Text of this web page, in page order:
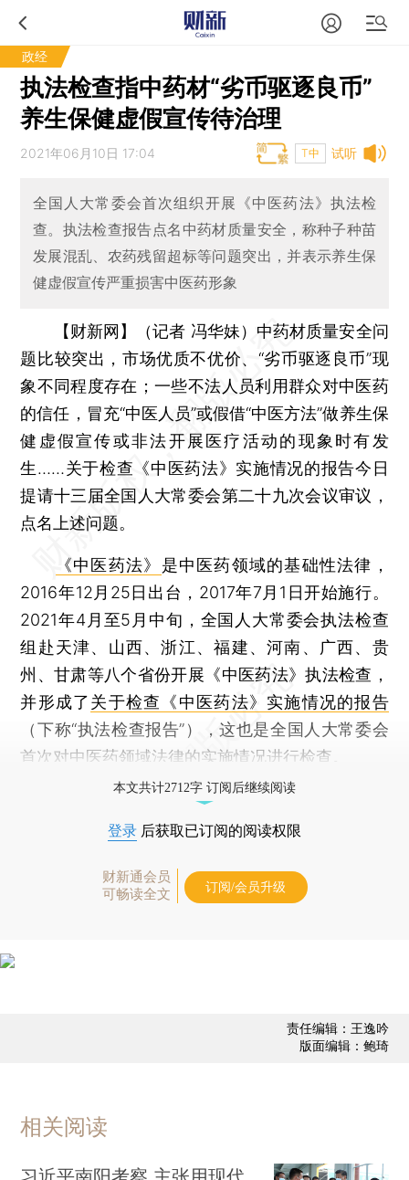
政经
执法检查指中药材“劣币驱逐良币”
养生保健虚假宣传待治理
试听
2021年06月10日 17:04 T中
全国人大常委会首次组织开展《中医药法》执法检
查。执法检查报告点名中药材质量安全，称种子种苗
发展混乱、农药残留超标等问题突出，并表示养生保
健虚假宣传严重损害中医药形象
【财新网】（记者 冯华妹） 中药材质量安全问
题比较突出，市场优质不优价、“劣币驱逐良币”现
象不同程度存在；一些不法人员利用群众对中医药
的信任，冒充“中医人员”或假借“中医方法”做养生保
健虚假宣传或非法开展医疗活动的现象时有发
生……关于检查《中医药法》实施情况的报告今日
提请十三届全国人大常委会第二十九次会议审议，
点名上述问题。
《中医药法》 是中医药领域的基础性法律，
2016年12月25日出台，2017年7月1日开始施行。
2021年4月至5月中旬，全国人大常委会执法检查
组赴天津、山西、浙江、福建、河南、广西、贵
州、甘肃等八个省份开展《中医药法》执法检查，
并形成了关于检查《中医药法》实施情况的报告
（下称“执法检查报告”），这也是全国人大常委会
首次对中医药领域法律的实施情况进行检查。
本文共计2712字 订阅后继续阅读
登录 后获取已订阅的阅读权限
财新通会员
可畅读全文
订阅/会员升级
责任编辑：王逸吟
版面编辑：鲍琦
相关阅读